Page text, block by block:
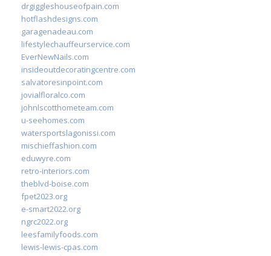
drgiggleshouseofpain.com
hotflashdesigns.com
garagenadeau.com
lifestylechauffeurservice.com
EverNewNails.com
insideoutdecoratingcentre.com
salvatoresinpoint.com
jovialfloralco.com
johnlscotthometeam.com
u-seehomes.com
watersportslagonissi.com
mischieffashion.com
eduwyre.com
retro-interiors.com
theblvd-boise.com
fpet2023.org
e-smart2022.org
ngrc2022.org
leesfamilyfoods.com
lewis-lewis-cpas.com